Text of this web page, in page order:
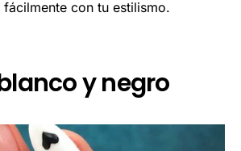
con tu estilismo.
y negro